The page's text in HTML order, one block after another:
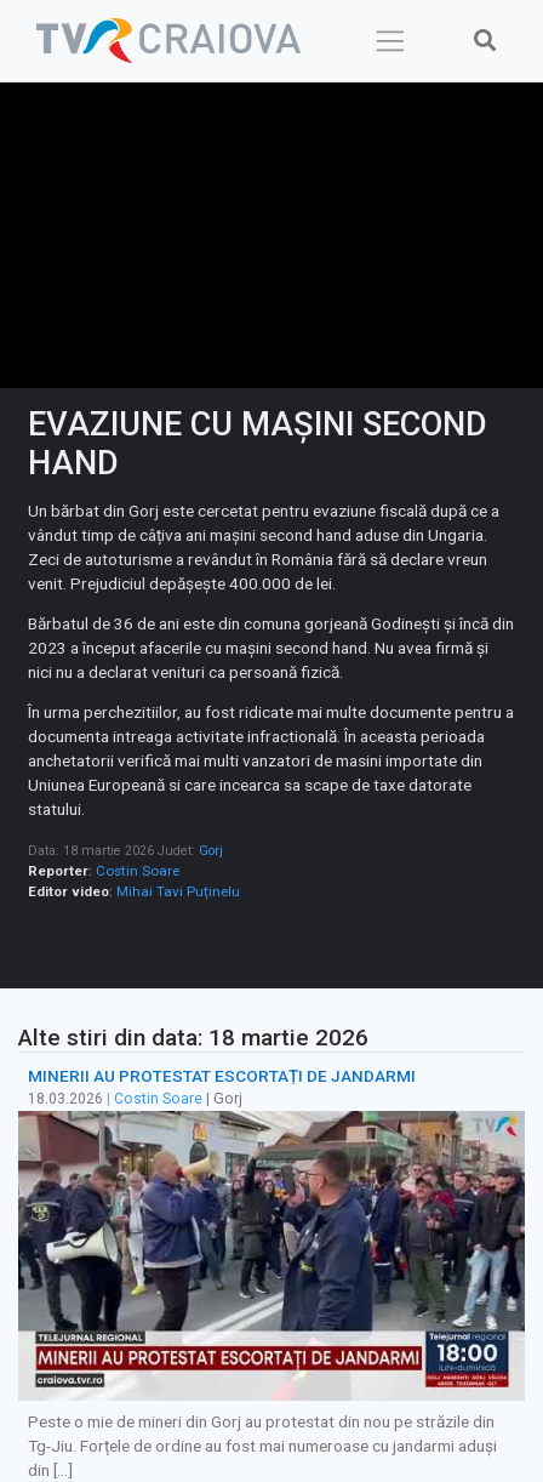
EVAZIUNE CU MAȘINI SECOND
HAND
Un bărbat din Gorj este cercetat pentru evaziune fiscală după ce a
vândut timp de câțiva ani mașini second hand aduse din Ungaria.
Zeci de autoturisme a revândut în România fără să declare vreun
venit. Prejudiciul depășește 400.000 de lei.
Bărbatul de 36 de ani este din comuna gorjeană Godineşti și încă din
2023 a început afacerile cu maşini second hand. Nu avea firmă şi
nici nu a declarat venituri ca persoană fizică.
În urma perchezitiilor, au fost ridicate mai multe documente pentru a
documenta intreaga activitate infractională. În aceasta perioada
anchetatorii verifică mai multi vanzatori de masini importate din
Uniunea Europeană si care incearca sa scape de taxe datorate
statului.
Data: 18 martie 2026 Judet: Gorj
Reporter: Costin Soare
Editor video: Mihai Tavi Puținelu
Alte stiri din data: 18 martie 2026
MINERII AU PROTESTAT ESCORTAȚI DE JANDARMI
18.03.2026 Costin Soare | Gorj
Peste o mie de mineri din Gorj au protestat din nou pe străzile din
Tg-Jiu. Forțele de ordine au fost mai numeroase cu jandarmi aduşi
din […]